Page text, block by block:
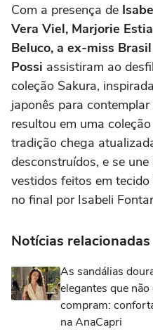
Com a presença de
Vera Viel, Marjorie
Beluco, a ex-miss
Possi assistiram ao
coleção Sakura,
japonês para
resultou em uma
tradição chega
desconstruídos, e se
vestidos feitos em
no final por Isabeli
Notícias relacionadas
As sandálias
elegantes que
compram:
na AnaCapri